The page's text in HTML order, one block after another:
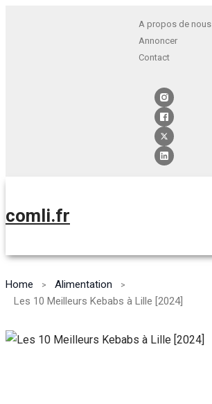
A propos de nous
Annoncer
Contact
comli.fr
Home
Alimentation
Les 10 Meilleurs Kebabs à Lille [2024]